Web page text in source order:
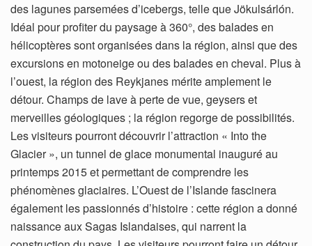
des lagunes parsemées d’icebergs, telle que Jökulsárlón.
Idéal pour profiter du paysage à 360°, des balades en
hélicoptères sont organisées dans la région, ainsi que des
excursions en motoneige ou des balades en cheval. Plus à
l’ouest, la région des Reykjanes mérite amplement le
détour. Champs de lave à perte de vue, geysers et
merveilles géologiques ; la région regorge de possibilités.
Les visiteurs pourront découvrir l’attraction « Into the
Glacier », un tunnel de glace monumental inauguré au
printemps 2015 et permettant de comprendre les
phénomènes glaciaires. L’Ouest de l’Islande fascinera
également les passionnés d’histoire : cette région a donné
naissance aux Sagas Islandaises, qui narrent la